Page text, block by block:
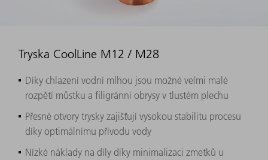
Tryska CoolLine M12 / M28
Díky chlazení vodní mlhou jsou možné velmi malé
rozpětí můstku a filigránní obrysy v tlustém plechu
Přesné otvory trysky zajišťují vysokou stabilitu procesu
díky optimálnímu přívodu vody
Nízké náklady na díly díky minimalizaci zmetků u